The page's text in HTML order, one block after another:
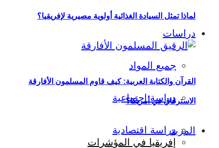
دراسات
جميع المواد
دراسة اجتماعية
دراسة اقتصادية
لماذا تمثل السيادة الغذائية أولوية مصيرية لإفريقيا؟
القرآن والكتابة العربية: كيف قاوم المسلمون الأفارقة
الاسترقاق في أمريكا؟
المزيد
إفريقيا في المؤشرات